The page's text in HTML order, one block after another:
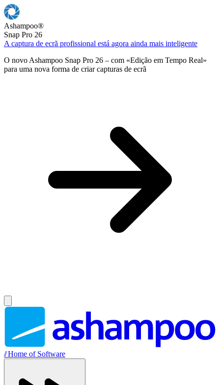
Ashampoo®
Snap Pro 26
A captura de ecrã profissional está agora ainda mais inteligente
O novo Ashampoo Snap Pro 26 – com «Edição em Tempo Real»
para uma nova forma de criar capturas de ecrã
//Home of Software